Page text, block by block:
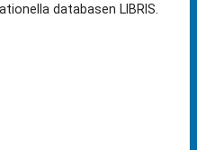
databasen LIBRIS.